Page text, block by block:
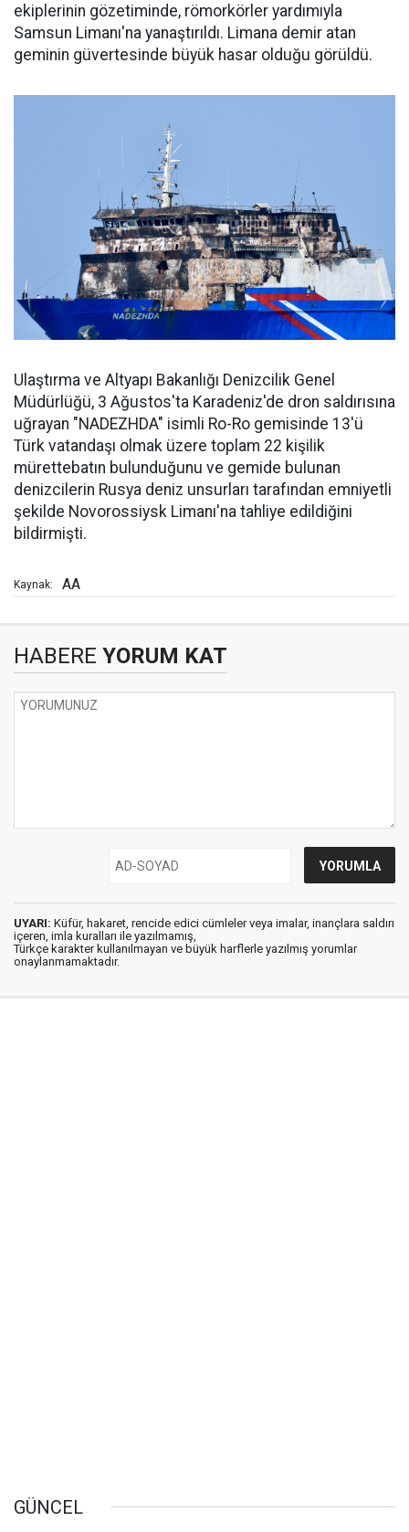
ekiplerinin gözetiminde, römorkörler yardımıyla
Samsun Limanı'na yanaştırıldı. Limana demir atan
geminin güvertesinde büyük hasar olduğu görüldü.
Ulaştırma ve Altyapı Bakanlığı Denizcilik Genel
Müdürlüğü, 3 Ağustos'ta Karadeniz'de dron saldırısına
uğrayan "NADEZHDA" isimli Ro-Ro gemisinde 13'ü
Türk vatandaşı olmak üzere toplam 22 kişilik
mürettebatın bulunduğunu ve gemide bulunan
denizcilerin Rusya deniz unsurları tarafından emniyetli
şekilde Novorossiysk Limanı'na tahliye edildiğini
bildirmişti.
Kaynak: AA
HABERE YORUM KAT
UYARI: Küfür, hakaret, rencide edici cümleler veya imalar, inançlara saldırı
içeren, imla kuralları ile yazılmamış,
Türkçe karakter kullanılmayan ve büyük harflerle yazılmış yorumlar
onaylanmamaktadır.
GÜNCEL